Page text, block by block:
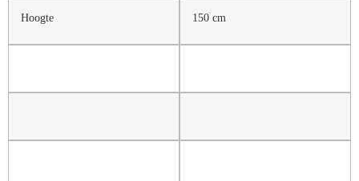
Hoogte 150 cm